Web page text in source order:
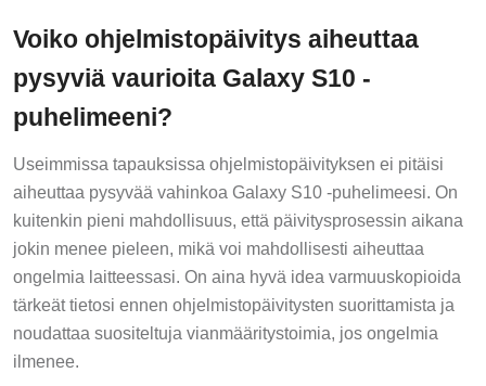
Voiko ohjelmistopäivitys aiheuttaa
pysyviä vaurioita Galaxy S10 -
puhelimeeni?
Useimmissa tapauksissa ohjelmistopäivityksen ei pitäisi
aiheuttaa pysyvää vahinkoa Galaxy S10 -puhelimeesi. On
kuitenkin pieni mahdollisuus, että päivitysprosessin aikana
jokin menee pieleen, mikä voi mahdollisesti aiheuttaa
ongelmia laitteessasi. On aina hyvä idea varmuuskopioida
tärkeät tietosi ennen ohjelmistopäivitysten suorittamista ja
noudattaa suositeltuja vianmääritystoimia, jos ongelmia
ilmenee.